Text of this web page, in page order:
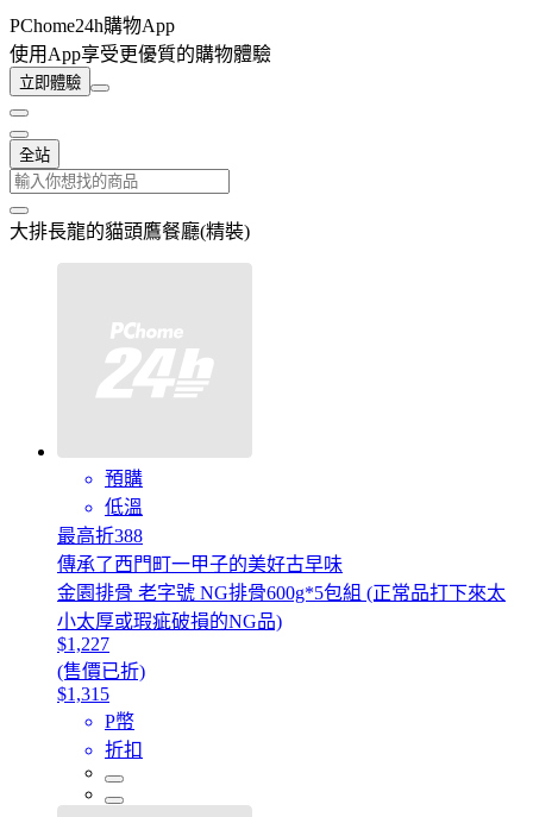
PChome24h購物App
使用App享受更優質的購物體驗
立即體驗
全站
大排長龍的貓頭鷹餐廳(精裝)
預購
低溫
最高折388
傳承了西門町一甲子的美好古早味
金園排骨 老字號 NG排骨600g*5包組 (正常品打下來太
小太厚或瑕疵破損的NG品)
$1,227
(售價已折)
$1,315
P幣
折扣